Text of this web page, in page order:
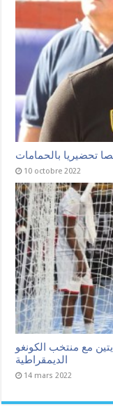
تحضيريا بالحمامات
10 octobre 2022
وديتين مع منتخب الكونغو
الديمقراطية
14 mars 2022